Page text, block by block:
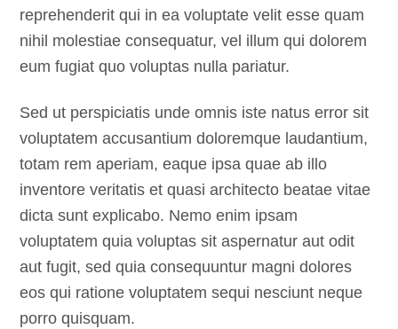
reprehenderit qui in ea voluptate velit esse quam
nihil molestiae consequatur, vel illum qui dolorem
eum fugiat quo voluptas nulla pariatur.
Sed ut perspiciatis unde omnis iste natus error sit
voluptatem accusantium doloremque laudantium,
totam rem aperiam, eaque ipsa quae ab illo
inventore veritatis et quasi architecto beatae vitae
dicta sunt explicabo. Nemo enim ipsam
voluptatem quia voluptas sit aspernatur aut odit
aut fugit, sed quia consequuntur magni dolores
eos qui ratione voluptatem sequi nesciunt neque
porro quisquam.